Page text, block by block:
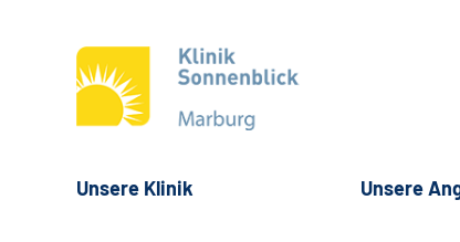
Unsere Klinik Unsere